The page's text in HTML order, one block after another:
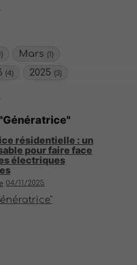
Mars(1)
(4) 2025(3)
04/11/2025
résidentielle : un
pour faire face
électriques